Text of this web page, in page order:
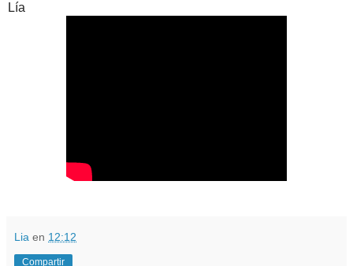
Lía
Lia en 12:12
Compartir